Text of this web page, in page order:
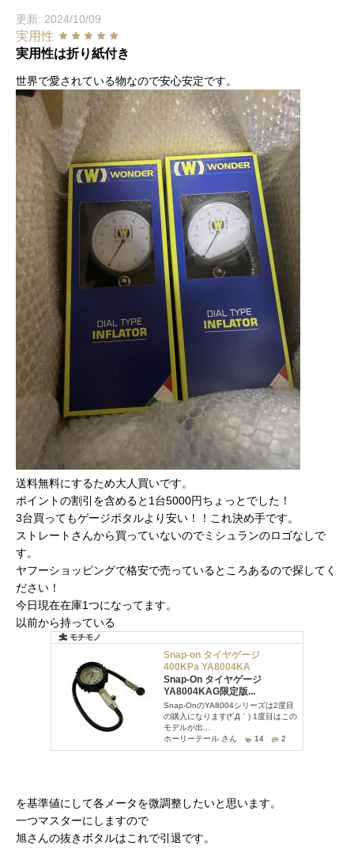
更新: 2024/10/09
実用性
実用性は折り紙付き
世界で愛されている物なので安心安定です。
送料無料にするため大人買いです。
ポイントの割引を含めると1台5000円ちょっとでした！
3台買ってもゲージボタルより安い！！これ決め手です。
ストレートさんから買っていないのでミシュランのロゴなしで
す。
ヤフーショッピングで格安で売っているところあるので探してく
ださい！
今日現在在庫1つになってます。
以前から持っている
を基準値にして各メータを微調整したいと思います。
一つマスターにしますので
旭さんの抜きボタルはこれで引退です。